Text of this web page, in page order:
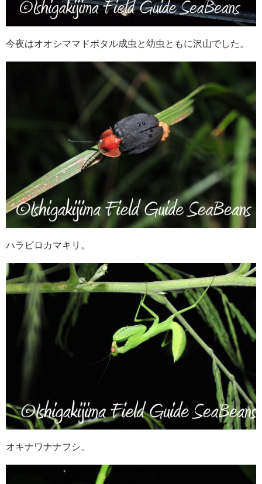
今夜はオオシママドボタル成虫と幼虫ともに沢山でした。
ハラビロカマキリ。
オキナワナナフシ。